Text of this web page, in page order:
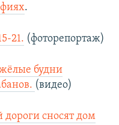
.
21. (фоторепортаж)
будни
(видео)
сносят дом